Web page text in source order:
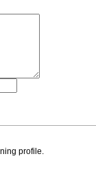
profile.